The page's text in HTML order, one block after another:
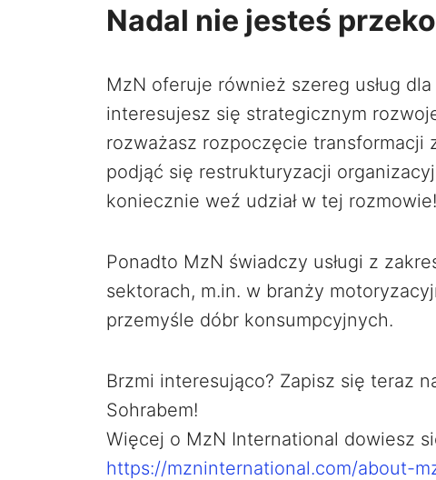
Nadal nie jesteś
MzN oferuje również szereg usług
interesujesz się strategicznym
rozważasz rozpoczęcie
podjąć się restrukturyzacji
koniecznie weź udział w tej rozmowie!
Ponadto MzN świadczy usługi z
sektorach, m.in. w branży
przemyśle dóbr konsumpcyjnych.
Brzmi interesująco? Zapisz się teraz
Sohrabem!
Więcej o MzN International dowiesz
https://mzninternational.com/about-